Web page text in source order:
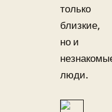
только
близкие,
но и
люди.